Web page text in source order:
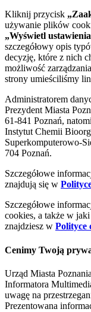
Kliknij przycisk
używanie plików
„Wyświetl
szczegółowy opis
decyzję, które z nich
możliwość
strony umieściliśmy
Administratorem
Prezydent Miasta
61-841 Poznań,
Instytut Chemii
Superkomputerowo-
704 Poznań.
Szczegółowe
znajdują się w
Szczegółowe
cookies, a także w
znajdziesz w Polityce
Cenimy Twoją
Urząd Miasta
Informatora
uwagę na
Prezentowana